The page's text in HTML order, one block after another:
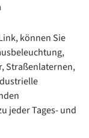
können Sie
Straßenlaternen,
jeder Tages- und